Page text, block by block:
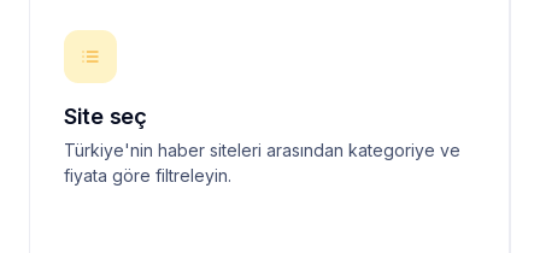
Site seç
Türkiye'nin haber siteleri arasından kategoriye ve
fiyata göre filtreleyin.